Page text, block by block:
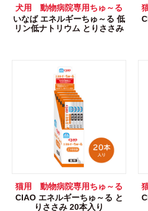
犬用 動物病院専用ちゅ～る
いなば エネルギーちゅ～る 低
リン低ナトリウム とりささみ
猫用 動物病院専用ちゅ～る
CIAO エネルギーちゅ～る と
りささみ 20本入り